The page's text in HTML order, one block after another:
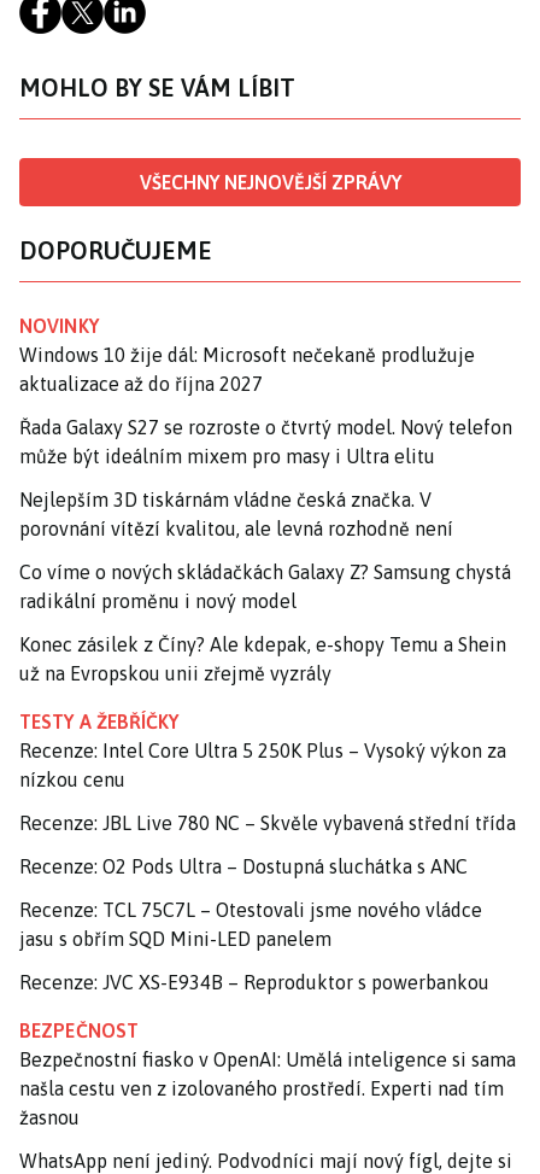
MOHLO BY SE VÁM LÍBIT
VŠECHNY NEJNOVĚJŠÍ ZPRÁVY
DOPORUČUJEME
NOVINKY
Windows 10 žije dál: Microsoft nečekaně prodlužuje
aktualizace až do října 2027
Řada Galaxy S27 se rozroste o čtvrtý model. Nový telefon
může být ideálním mixem pro masy i Ultra elitu
Nejlepším 3D tiskárnám vládne česká značka. V
porovnání vítězí kvalitou, ale levná rozhodně není
Co víme o nových skládačkách Galaxy Z? Samsung chystá
radikální proměnu i nový model
Konec zásilek z Číny? Ale kdepak, e-shopy Temu a Shein
už na Evropskou unii zřejmě vyzrály
TESTY A ŽEBŘÍČKY
Recenze: Intel Core Ultra 5 250K Plus – Vysoký výkon za
nízkou cenu
Recenze: JBL Live 780 NC – Skvěle vybavená střední třída
Recenze: O2 Pods Ultra – Dostupná sluchátka s ANC
Recenze: TCL 75C7L – Otestovali jsme nového vládce
jasu s obřím SQD Mini-LED panelem
Recenze: JVC XS-E934B – Reproduktor s powerbankou
BEZPEČNOST
Bezpečnostní fiasko v OpenAI: Umělá inteligence si sama
našla cestu ven z izolovaného prostředí. Experti nad tím
žasnou
WhatsApp není jediný. Podvodníci mají nový fígl, dejte si